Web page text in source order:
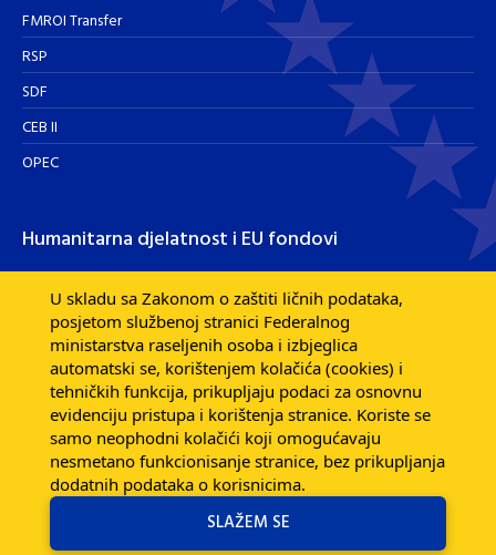
FMROI Transfer
RSP
SDF
CEB II
OPEC
Humanitarna djelatnost i EU fondovi
Humanitarna djelatnost
Razvojna pomoć EU fondova
Dijaspora
Federalno ministarstvo raseljenih osoba i izbjeglica © 2026
U skladu sa Zakonom o zaštiti ličnih podataka,
posjetom službenoj stranici Federalnog
ministarstva raseljenih osoba i izbjeglica
automatski se, korištenjem kolačića (cookies) i
tehničkih funkcija, prikupljaju podaci za osnovnu
evidenciju pristupa i korištenja stranice. Koriste se
samo neophodni kolačići koji omogućavaju
nesmetano funkcionisanje stranice, bez prikupljanja
dodatnih podataka o korisnicima.
SLAŽEM SE